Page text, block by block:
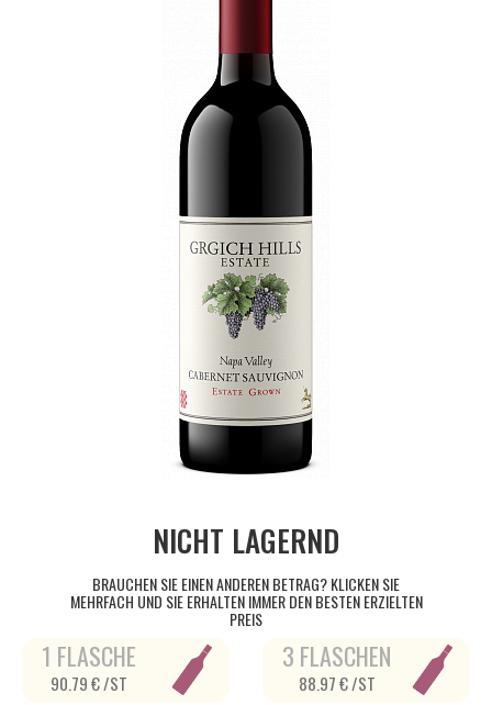
NICHT LAGERND
BRAUCHEN SIE EINEN ANDEREN BETRAG? KLICKEN SIE
MEHRFACH UND SIE ERHALTEN IMMER DEN BESTEN ERZIELTEN
PREIS
1 FLASCHE
90.79 € /ST
3 FLASCHEN
88.97 € /ST